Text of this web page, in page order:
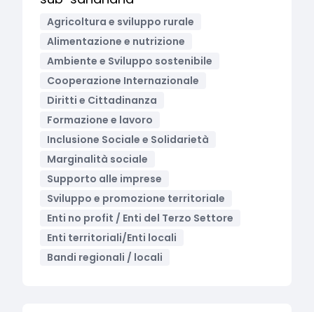
Agricoltura e sviluppo rurale
Alimentazione e nutrizione
Ambiente e Sviluppo sostenibile
Cooperazione Internazionale
Diritti e Cittadinanza
Formazione e lavoro
Inclusione Sociale e Solidarietà
Marginalità sociale
Supporto alle imprese
Sviluppo e promozione territoriale
Enti no profit / Enti del Terzo Settore
Enti territoriali/Enti locali
Bandi regionali / locali